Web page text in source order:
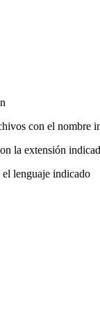
con el nombre
la extensión
lenguaje indicado